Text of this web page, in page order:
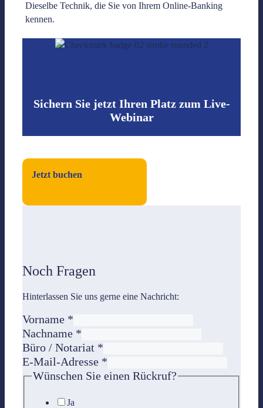
Dieselbe Technik, die Sie von Ihrem Online-Banking
kennen.
Sichern Sie jetzt Ihren Platz zum Live-
Webinar
Jetzt buchen
Noch Fragen
Hinterlassen Sie uns gerne eine Nachricht:
Vorname *
Nachname *
Büro / Notariat *
E-Mail-Adresse *
Wünschen Sie einen Rückruf?
Ja